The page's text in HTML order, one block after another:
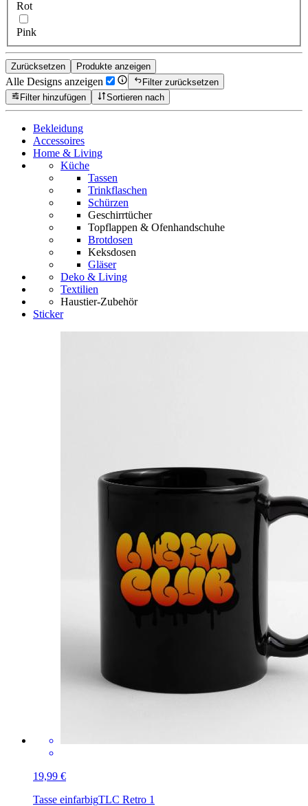
Rot
Pink
Zurücksetzen Produkte anzeigen
Alle Designs anzeigen
Filter zurücksetzen
Filter hinzufügen
Sortieren nach
Bekleidung
Accessoires
Home & Living
Küche
Tassen
Trinkflaschen
Schürzen
Geschirrtücher
Topflappen & Ofenhandschuhe
Brotdosen
Keksdosen
Gläser
Deko & Living
Textilien
Haustier-Zubehör
Sticker
19,99 €
Tasse einfarbigTLC Retro 1